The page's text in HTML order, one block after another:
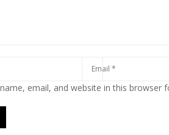
email, and website in this browser